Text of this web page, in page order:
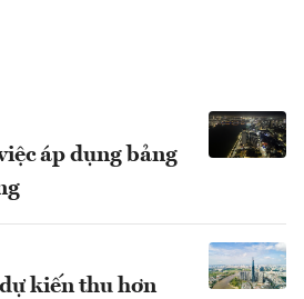
áp dụng bảng
kiến thu hơn